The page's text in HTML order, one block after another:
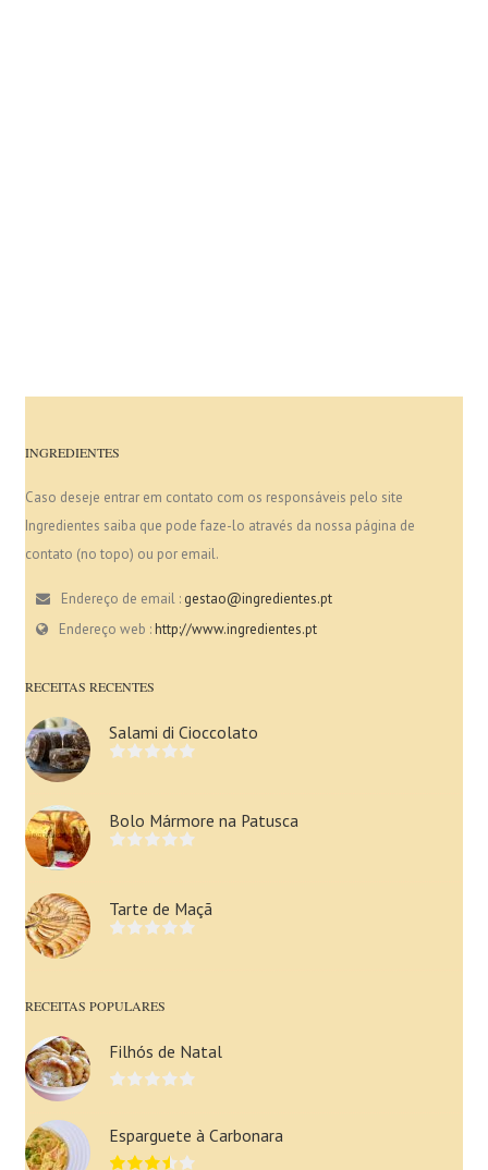
INGREDIENTES
Caso deseje entrar em contato com os responsáveis pelo site
Ingredientes saiba que pode faze-lo através da nossa página de
contato (no topo) ou por email.
Endereço de email : gestao@ingredientes.pt
Endereço web :http://www.ingredientes.pt
RECEITAS RECENTES
Salami di Cioccolato
Bolo Mármore na Patusca
Tarte de Maçã
RECEITAS POPULARES
Filhós de Natal
Esparguete à Carbonara